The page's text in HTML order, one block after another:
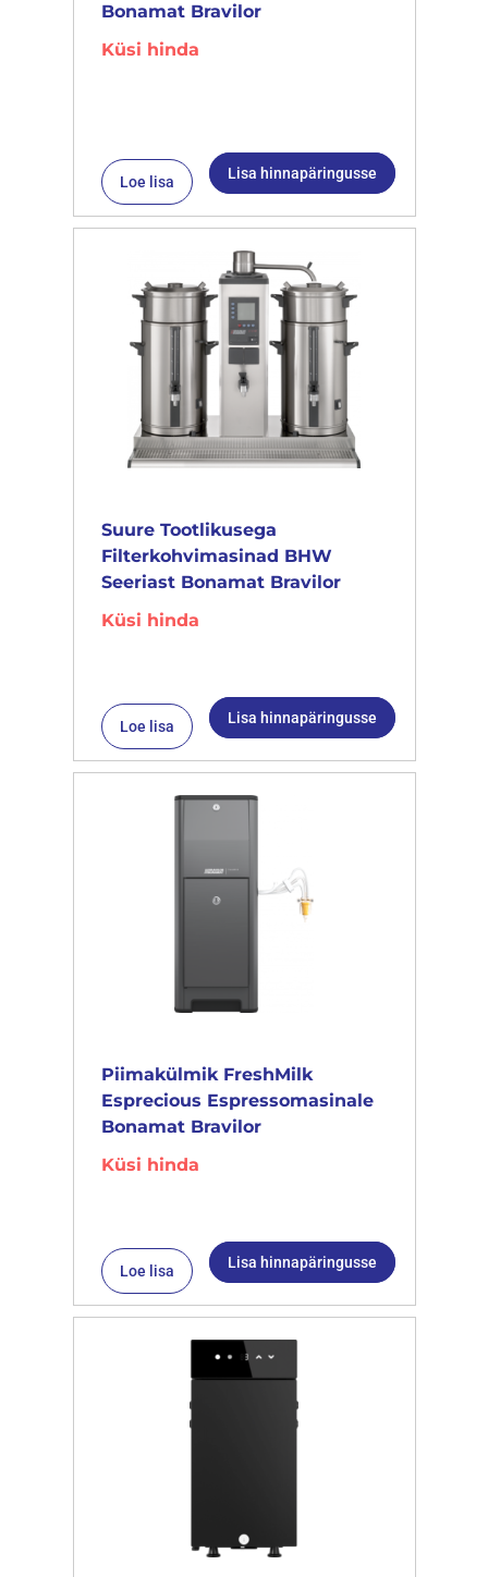
Bonamat Bravilor
Küsi hinda
Loe lisa Lisa hinnapäringusse
Suure Tootlikusega
Filterkohvimasinad BHW
Seeriast Bonamat Bravilor
Küsi hinda
Loe lisa Lisa hinnapäringusse
Piimakülmik FreshMilk
Esprecious Espressomasinale
Bonamat Bravilor
Küsi hinda
Loe lisa Lisa hinnapäringusse